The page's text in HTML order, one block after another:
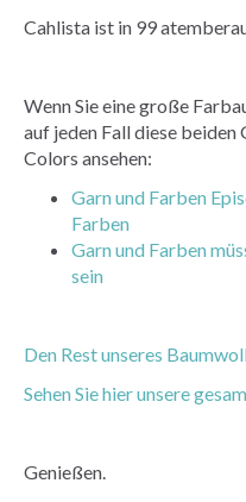
Cahlista ist in 99
Wenn Sie eine große
auf jeden Fall diese beiden
Colors ansehen:
Garn und Farben
Farben
Garn und Farben
sein
Den Rest unseres
Sehen Sie hier unsere
Genießen.